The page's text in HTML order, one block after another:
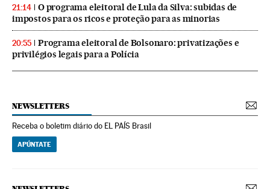
21:14
O programa eleitoral de Lula da Silva: subidas de
impostos para os ricos e proteção para as minorias
20:55
Programa eleitoral de Bolsonaro: privatizações e
privilégios legais para a Polícia
NEWSLETTERS
Receba o boletim diário do EL PAÍS Brasil
APÚNTATE